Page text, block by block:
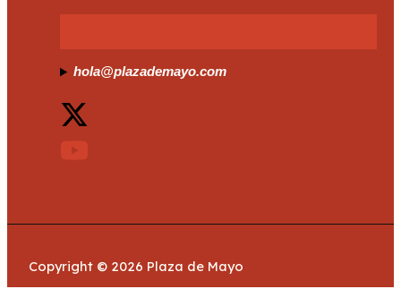
hola@plazademayo.com
Copyright © 2026 Plaza de Mayo